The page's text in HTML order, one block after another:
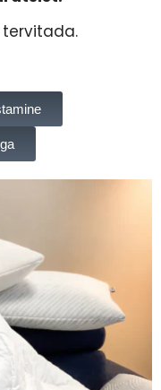
tervitada.